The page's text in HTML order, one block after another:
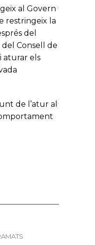
al Govern
restringeix la
del
Consell de
aturar els
de l’atur al